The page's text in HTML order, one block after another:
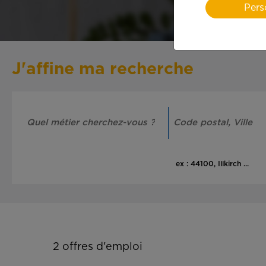
J'affine ma recherche
ex : 44100, Illkirch ...
2 offres d'emploi